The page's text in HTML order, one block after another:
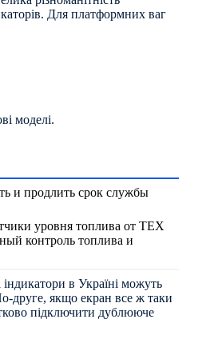
Для платформних ваг
моделі.
и продлить срок службы
уровня топлива от ТЕХ
контроль топлива и
в Україні можуть
друге, якщо екран все ж таки
підключити дублююче